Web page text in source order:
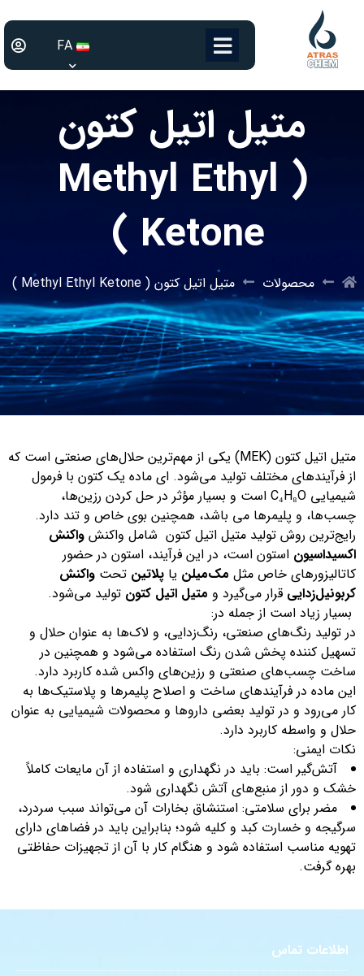
FA
متیل اتیل کتون
( Methyl Ethyl
Ketone )
محصولات متیل اتیل کتون ( Methyl Ethyl Ketone )
متیل اتیل کتون (MEK) یکی از مهم‌ترین حلال‌های صنعتی است که
از فرآیند‌های مختلف تولید می‌شود. ای ماده یک کتون با فرمول
شیمیایی C₄H₈O است و بسیار مؤثر در حل کردن رزین‌ها،
چسب‌ها، و پلیمرها می باشد، همچنین بوی خاص و تند دارد.
رایج‌ترین روش تولید متیل اتیل کتون شامل واکنش واکنش
اکسیداسیون استون است، در این فرآیند، استون در حضور
کاتالیزورهای خاص مثل مک‌میلن یا پلاتین تحت واکنش
کربونیل‌زدایی قرار می‌گیرد و متیل اتیل کتون تولید می‌شود.
بسیار زیاد است از جمله در:
در تولید رنگ‌های صنعتی، رنگ‌زدایی، و لاک‌ها به عنوان حلال و
تسهیل‌ کننده پخش شدن رنگ استفاده می‌شود و همچنین در
ساخت چسب‌های صنعتی و رزین‌های واکس شده کاربرد دارد.
این ماده در فرآیندهای ساخت و اصلاح پلیمرها و پلاستیک‌ها به
کار می‌رود و در تولید بعضی داروها و محصولات شیمیایی به عنوان
حلال و واسطه کاربرد دارد.
نکات ایمنی:
آتش‌گیر است: باید در نگهداری و استفاده از آن مایعات کاملاً
خشک و دور از منبع‌های آتش نگهداری شود.
مضر برای سلامتی: استنشاق بخارات آن می‌تواند سبب سردرد،
سرگیجه و خسارت کبد و کلیه شود؛ بنابراین باید در فضاهای دارای
تهویه مناسب استفاده شود و هنگام کار با آن از تجهیزات حفاظتی
بهره گرفت.
اطلاعات تماس